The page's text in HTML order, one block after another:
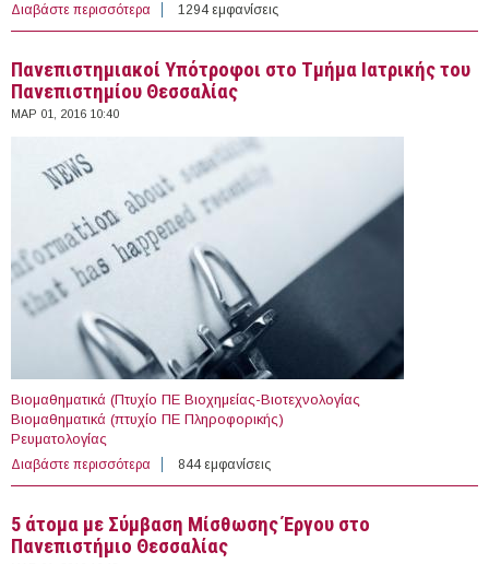
Διαβάστε περισσότερα για Θέσεις εργασίας σε δικηγορικές εταιρείες στην
Αττική και Λάρισα
1294 εμφανίσεις
Πανεπιστημιακοί Υπότροφοι στο Τμήμα Ιατρικής του
Πανεπιστημίου Θεσσαλίας
ΜΑΡ 01, 2016 10:40
Βιομαθηματικά (Πτυχίο ΠΕ Βιοχημείας-Βιοτεχνολογίας
Βιομαθηματικά (πτυχίο ΠΕ Πληροφορικής)
Ρευματολογίας
Διαβάστε περισσότερα για Πανεπιστημιακοί Υπότροφοι στο Τμήμα Ιατρικής του
Πανεπιστημίου Θεσσαλίας
844 εμφανίσεις
5 άτομα με Σύμβαση Μίσθωσης Έργου στο
Πανεπιστήμιο Θεσσαλίας